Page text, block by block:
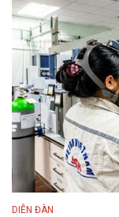
DIỄN ĐÀN